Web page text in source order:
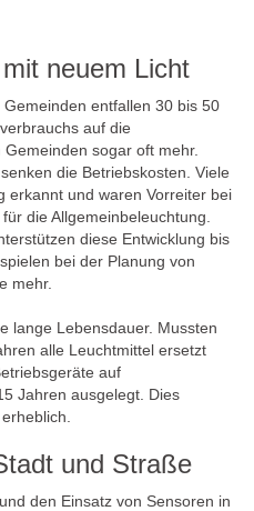
neuem Licht
entfallen 30 bis 50
auf die
Gemeinden sogar oft mehr.
die Betriebskosten. Viele
erkannt und waren Vorreiter bei
die Allgemeinbeleuchtung.
diese Entwicklung bis
bei der Planung von
mehr.
lange Lebensdauer. Mussten
alle Leuchtmittel ersetzt
auf
Jahren ausgelegt. Dies
und Straße
den Einsatz von Sensoren in